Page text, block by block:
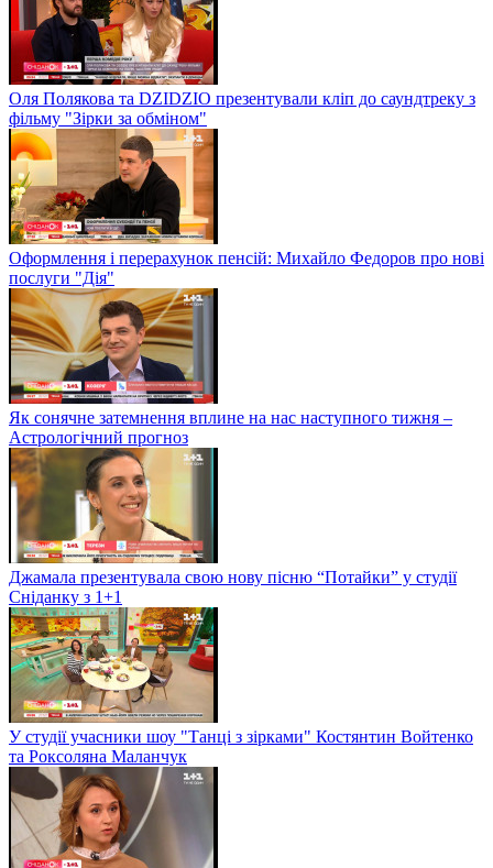
Оля Полякова та DZIDZIO презентували кліп до саундтреку з
фільму "Зірки за обміном"
Оформлення і перерахунок пенсій: Михайло Федоров про нові
послуги "Дія"
Як сонячне затемнення вплине на нас наступного тижня –
Астрологічний прогноз
Джамала презентувала свою нову пісню “Потайки” у студії
Сніданку з 1+1
У студії учасники шоу "Танці з зірками" Костянтин Войтенко
та Роксоляна Маланчук